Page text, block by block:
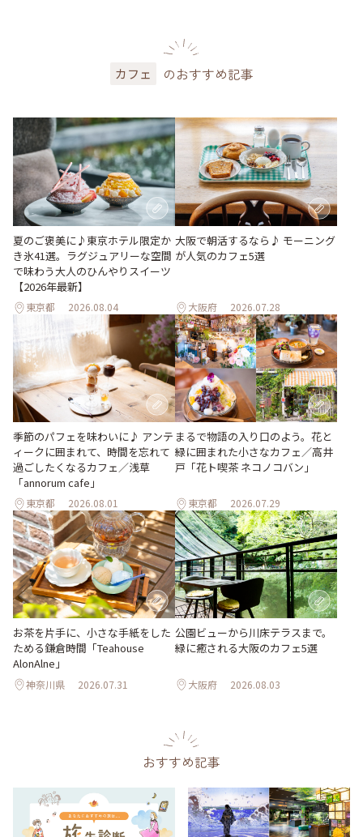
カフェ のおすすめ記事
夏のご褒美に♪東京ホテル限定か
き氷41選。ラグジュアリーな空間
で味わう大人のひんやりスイーツ
【2026年最新】
東京都 2026.08.04
大阪で朝活するなら♪ モーニング
が人気のカフェ5選
大阪府 2026.07.28
季節のパフェを味わいに♪ アンテ
ィークに囲まれて、時間を忘れて
過ごしたくなるカフェ／浅草
「annorum cafe」
東京都 2026.08.01
まるで物語の入り口のよう。花と
緑に囲まれた小さなカフェ／高井
戸「花ト喫茶 ネコノコバン」
東京都 2026.07.29
お茶を片手に、小さな手紙をした
ためる鎌倉時間「Teahouse
AlonAlne」
神奈川県 2026.07.31
公園ビューから川床テラスまで。
緑に癒される大阪のカフェ5選
大阪府 2026.08.03
おすすめ記事